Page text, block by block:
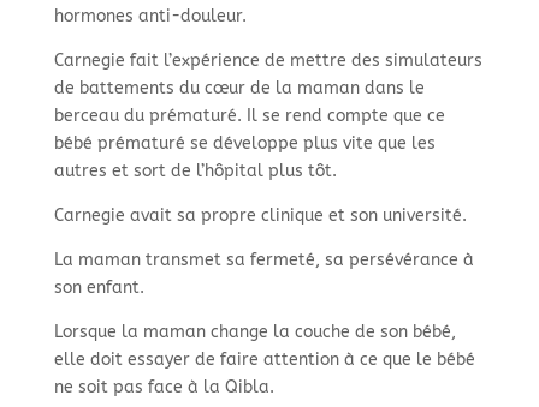
hormones anti-douleur.
Carnegie fait l’expérience de mettre des simulateurs
de battements du cœur de la maman dans le
berceau du prématuré. Il se rend compte que ce
bébé prématuré se développe plus vite que les
autres et sort de l’hôpital plus tôt.
Carnegie avait sa propre clinique et son université.
La maman transmet sa fermeté, sa persévérance à
son enfant.
Lorsque la maman change la couche de son bébé,
elle doit essayer de faire attention à ce que le bébé
ne soit pas face à la Qibla.